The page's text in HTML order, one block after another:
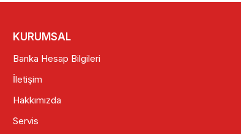
KURUMSAL
Banka Hesap Bilgileri
İletişim
Hakkımızda
Servis